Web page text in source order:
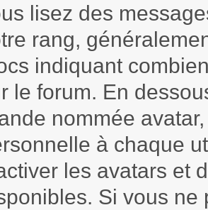
lisez des
rang,
indiquant
le forum. En
nommée
à chaque
les avatars et
Si vous ne